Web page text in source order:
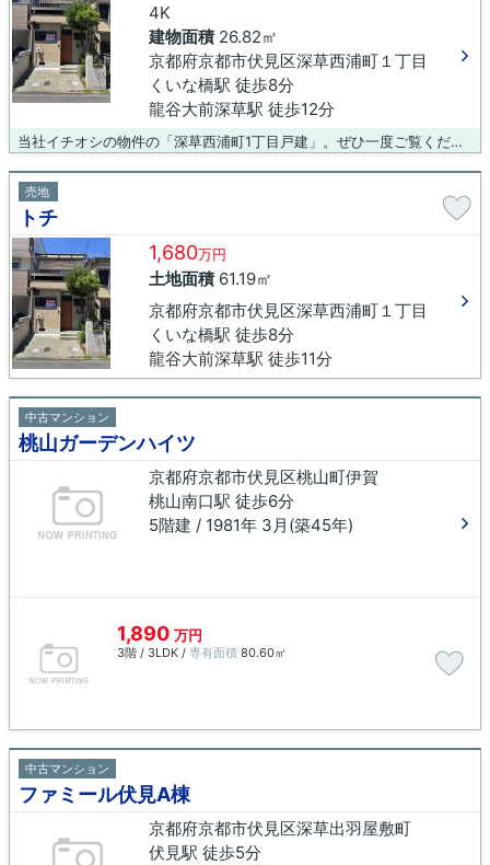
4K
建物面積26.82㎡
京都府京都市伏見区深草西浦町１丁目
くいな橋駅 徒歩8分
龍谷大前深草駅 徒歩12分
当社イチオシの物件の「深草西浦町1丁目戸建」。ぜひ一度ご覧ください。平坦地なので、通勤・通学のときの道のりの負担を抑えやすいです。居住環境にふさわしくない用途の建物や大規模な店舗なども規制されている第一種住居地域。物件から駅まで徒歩8分です。より良い住環境で快適な暮らしをお望みであれば、当社がお客様のライフスタイルに合った物件探しをサポートいたします。ご要望やご不明な点などがございましたら、お気軽にご連絡下さい。
売地
トチ
1,680万円
土地面積61.19㎡
京都府京都市伏見区深草西浦町１丁目
くいな橋駅 徒歩8分
龍谷大前深草駅 徒歩11分
中古マンション
桃山ガーデンハイツ
京都府京都市伏見区桃山町伊賀
桃山南口駅 徒歩6分
5階建 / 1981年 3月(築45年)
1,890 万円
3階 / 3LDK / 専有面積 80.60㎡
中古マンション
ファミール伏見A棟
京都府京都市伏見区深草出羽屋敷町
伏見駅 徒歩5分